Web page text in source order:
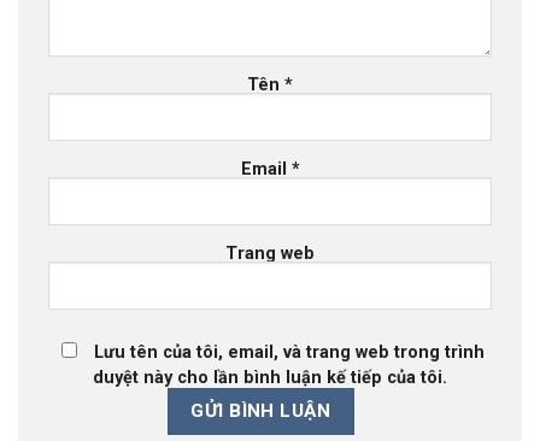
Tên *
Email *
Trang web
Lưu tên của tôi, email, và trang web trong trình
duyệt này cho lần bình luận kế tiếp của tôi.